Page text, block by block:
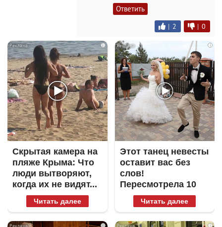
Ответить
| 2 | 0
i
Скрытая камера на
пляже Крыма: Что
люди вытворяют,
когда их не видят...
Читать далее
i
Этот танец невесты
оставит вас без
слов!
Пересмотрела 10
раз
Читать далее
i i